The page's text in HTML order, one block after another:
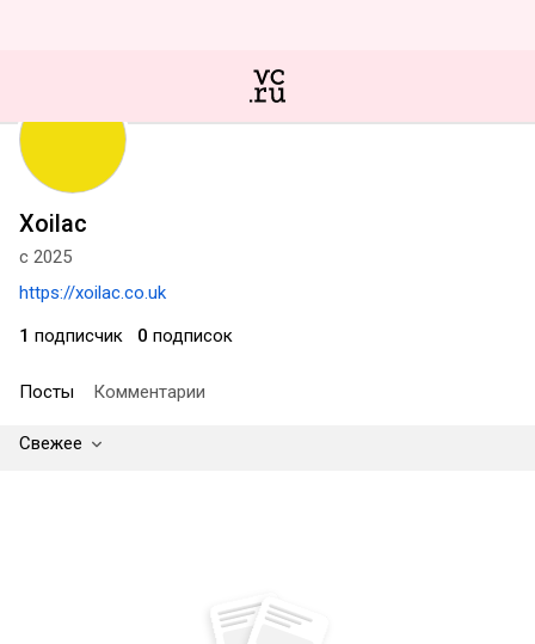
Xoilac
с 2025
https://xoilac.co.uk
1 подписчик 0 подписок
Посты Комментарии
Свежее